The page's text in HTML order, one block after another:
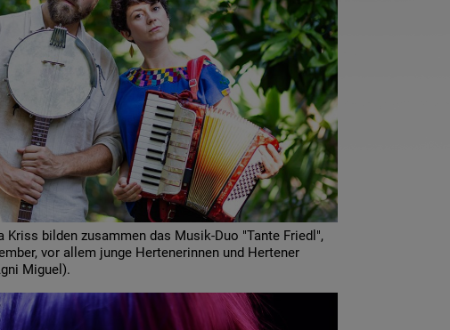
Kriss bilden zusammen das Musik-Duo "Tante Friedl",
vor allem junge Hertenerinnen und Hertener
Miguel).